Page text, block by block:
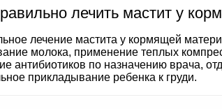
лечить мастит у
лечение мастита у кормящей
молока, применение теплых
антибиотиков по назначению врача,
прикладывание ребенка к груди.